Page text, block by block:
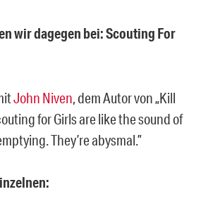
wir dagegen bei: Scouting For
John Niven, dem Autor von „Kill
for Girls are like the sound of
They’re abysmal.”